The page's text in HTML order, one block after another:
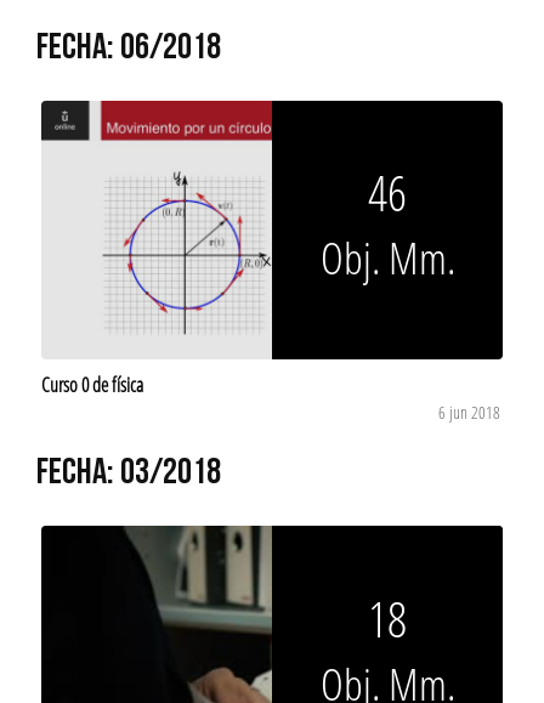
FECHA: 06/2018
46
Obj. Mm.
Curso 0 de física
6 jun 2018
FECHA: 03/2018
18
Obj. Mm.